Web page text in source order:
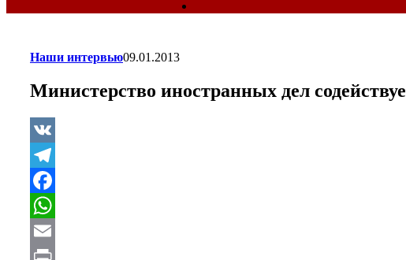
Наши интервью09.01.2013
Министерство иностранных дел
VK
Telegram
Facebook
WhatsApp
Email